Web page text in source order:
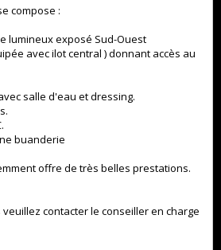
compose :
lumineux exposé Sud-Ouest
avec ilot central ) donnant accès au
salle d'eau et dressing.
buanderie
offre de très belles prestations.
contacter le conseiller en charge